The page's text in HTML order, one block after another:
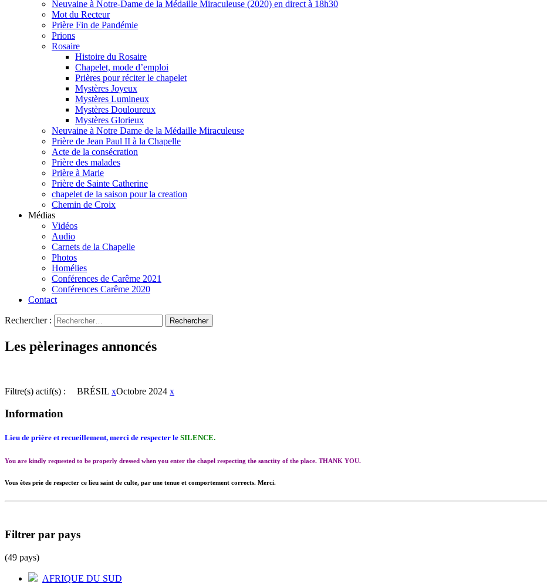
Neuvaine à Notre-Dame de la Médaille Miraculeuse (2020) en direct à 18h30
Mot du Recteur
Prière Fin de Pandémie
Prions
Rosaire
Histoire du Rosaire
Chapelet, mode d’emploi
Prières pour réciter le chapelet
Mystères Joyeux
Mystères Lumineux
Mystères Douloureux
Mystères Glorieux
Neuvaine à Notre Dame de la Médaille Miraculeuse
Prière de Jean Paul II à la Chapelle
Acte de la consécration
Prière des malades
Prière à Marie
Prière de Sainte Catherine
chapelet de la saison pour la creation
Chemin de Croix
Médias
Vidéos
Audio
Carnets de la Chapelle
Photos
Homélies
Conférences de Carême 2021
Conférences Carême 2020
Contact
Rechercher :
Les pèlerinages annoncés
Filtre(s) actif(s) : BRÉSIL xOctobre 2024 x
Information
Lieu de prière et recueillement, merci de respecter le SILENCE.
You are kindly requested to be properly dressed when you enter the chapel respecting the sanctity of the place. THANK YOU.
Vous êtes prie de respecter ce lieu saint de culte, par une tenue et comportement corrects. Merci.
Filtrer par pays
(49 pays)
AFRIQUE DU SUD